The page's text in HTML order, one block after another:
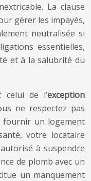
La clause
gérer les impayés,
neutralisée si
essentielles,
et à la salubrité du
celui de l’exception
ne respectez pas
fournir un logement
votre locataire
à suspendre
de plomb avec un
un manquement